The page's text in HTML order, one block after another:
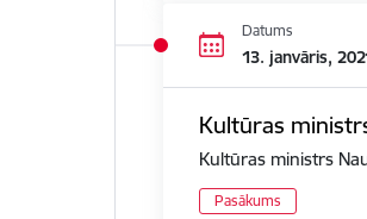
Datums
13. janvāris,
Kultūras
Kultūras ministrs
Pasākums